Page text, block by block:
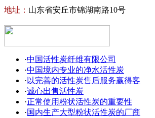
地址： 山东省安丘市锦湖南路10号
·中国活性炭纤维有限公司
·中国境内专业的净水活性炭
· 以完善的活性炭售后服务赢得客
·诚心出售活性炭
·正常使用粉状活性炭的重要性
·国内生产大型粉状活性炭的厂商